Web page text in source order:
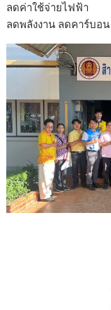
ลดค่าใช้จ่ายไฟฟ้า
ลดพลังงาน ลดคาร์บอน